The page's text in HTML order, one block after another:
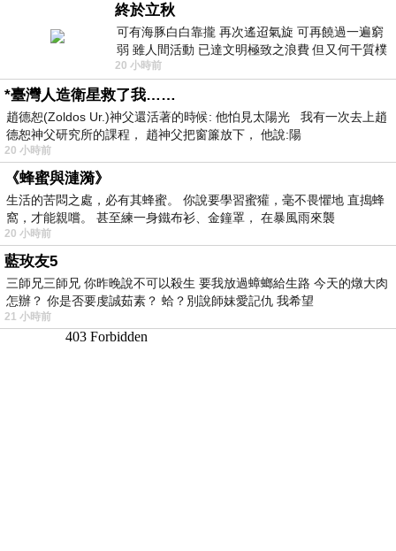
終於立秋
可有海豚白白靠攏 再次遙迢氣旋 可再饒過一遍窮
弱 雖人間活動 已達文明極致之浪費 但又何干質樸
者 只能白白陪葬
20 小時前
*臺灣人造衛星救了我……
趙德恕(Zoldos Ur.)神父還活著的時候: 他怕見太陽光 我有一次去上趙
德恕神父研究所的課程， 趙神父把窗簾放下， 他說:陽
20 小時前
《蜂蜜與漣漪》
生活的苦悶之處，必有其蜂蜜。 你說要學習蜜獾，毫不畏懼地 直搗蜂
窩，才能親嚐。 甚至練一身鐵布衫、金鐘罩， 在暴風雨來襲
20 小時前
藍玫友5
三師兄三師兄 你昨晚說不可以殺生 要我放過蟑螂給生路 今天的燉大肉
怎辦？ 你是否要虔誠茹素？ 蛤？別說師妹愛記仇 我希望
21 小時前